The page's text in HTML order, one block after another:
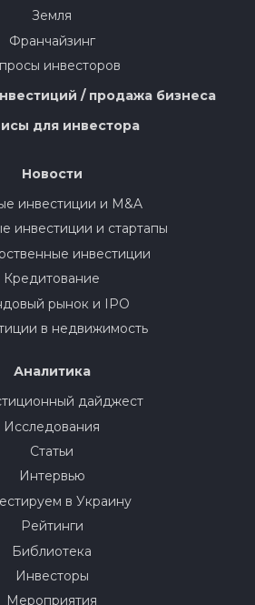
Земля
Франчайзинг
инвесторов
/ продажа бизнеса
для инвестора
Новости
инвестиции и M&A
инвестиции и стартапы
инвестиции
Кредитование
рынок и IPO
в недвижимость
Аналитика
дайджест
Исследования
Статьи
Интервью
в Украину
Рейтинги
Библиотека
Инвесторы
Мероприятия